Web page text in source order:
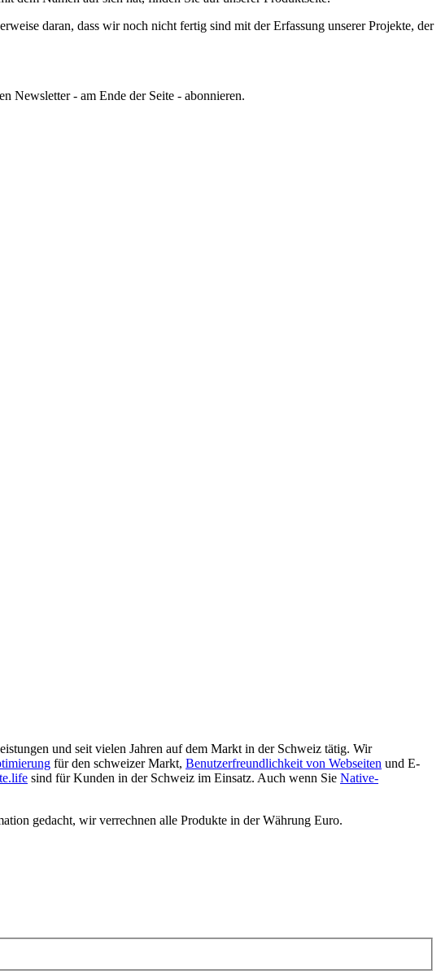
daran, dass wir noch nicht fertig sind mit der Erfassung unserer Projekte, der
Newsletter - am Ende der Seite - abonnieren.
und seit vielen Jahren auf dem Markt in der Schweiz tätig. Wir
für den schweizer Markt, Benutzerfreundlichkeit von Webseiten und E-
sind für Kunden in der Schweiz im Einsatz. Auch wenn Sie Native-
gedacht, wir verrechnen alle Produkte in der Währung Euro.